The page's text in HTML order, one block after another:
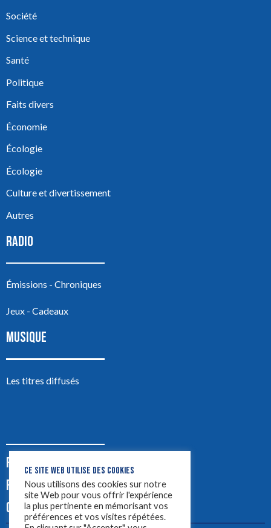
Société
Science et technique
Santé
Politique
Faits divers
Économie
Écologie
Écologie
Culture et divertissement
Autres
RADIO
Émissions - Chroniques
Jeux - Cadeaux
MUSIQUE
Les titres diffusés
PODCASTS
PUB
CONTACT
CE SITE WEB UTILISE DES COOKIES
Nous utilisons des cookies sur notre
site Web pour vous offrir l'expérience
la plus pertinente en mémorisant vos
préférences et vos visites répétées.